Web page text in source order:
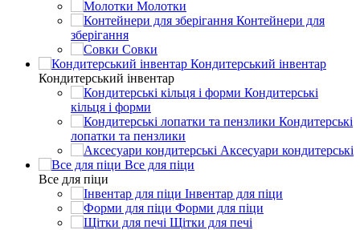
Молотки
Контейнери для
зберігання
Совки
Кондитерський інвентар
Кондитерський інвентар
Кондитерські
кільця і форми
Кондитерські
лопатки та пензлики
Аксесуари кондитерські
Все для піци
Все для піци
Інвентар для піци
Форми для піци
Щітки для печі